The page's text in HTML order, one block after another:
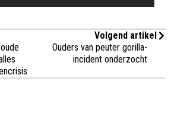
Volgend artikel
Ouders van peuter gorilla-
incident onderzocht